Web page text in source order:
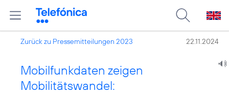
Zurück zu Pressemitteilungen 2023 22.11.2024
Mobilfunkdaten zeigen
Mobilitätswandel: